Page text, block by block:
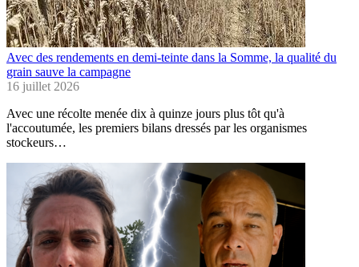
Avec des rendements en demi-teinte dans la Somme, la qualité du
grain sauve la campagne
16 juillet 2026
Avec une récolte menée dix à quinze jours plus tôt qu'à
l'accoutumée, les premiers bilans dressés par les organismes
stockeurs…